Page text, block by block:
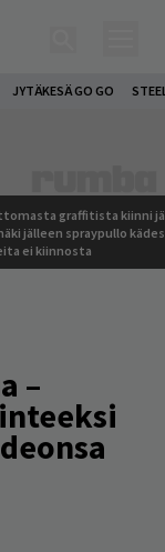
JYTÄKESÄ GO GO
graffitista kiinni
jälleen spraypullo
ei kiinnosta
–